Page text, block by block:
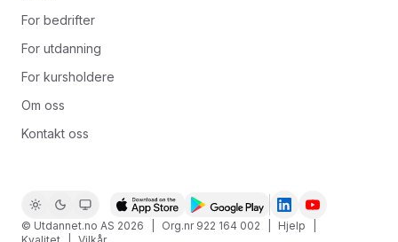
For bedrifter
For utdanning
For kursholdere
Om oss
Kontakt oss
© Utdannet.no AS 2026 Org.nr 922 164 002 Hjelp